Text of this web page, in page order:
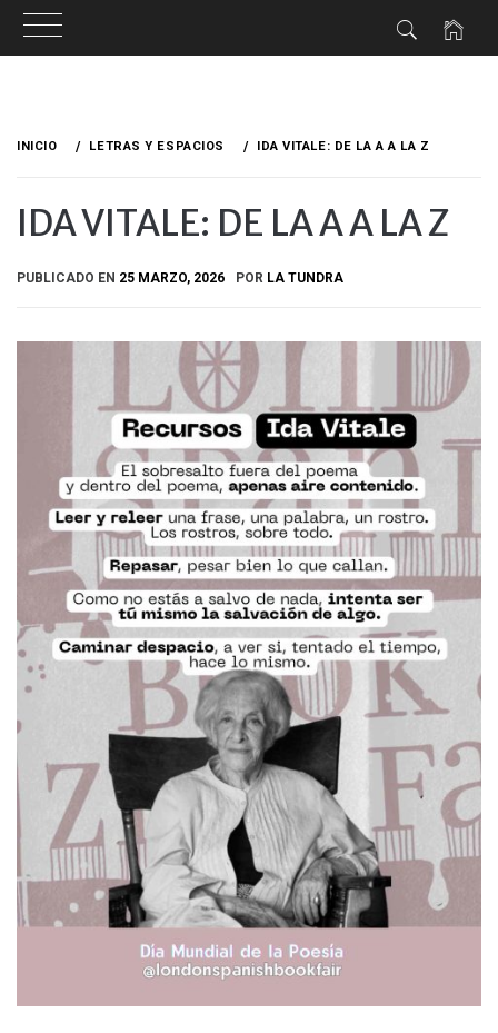
INICIO LETRAS Y ESPACIOS IDA VITALE: DE LA A A LA Z
IDA VITALE: DE LA A A LA Z
PUBLICADO EN 25 MARZO, 2026 POR LA TUNDRA